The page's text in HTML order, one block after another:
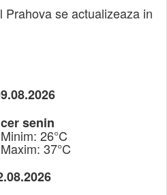
se actualizeaza in
cer senin
Minim: 26°C
Maxim: 37°C